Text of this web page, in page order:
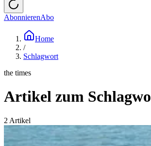
AbonnierenAbo
Home
/
Schlagwort
the times
Artikel zum
2 Artikel